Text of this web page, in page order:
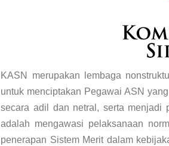
KASN merupakan lembaga
untuk menciptakan Pegawai ASN
secara adil dan netral, serta menjadi
adalah mengawasi pelaksanaan
penerapan Sistem Merit dalam